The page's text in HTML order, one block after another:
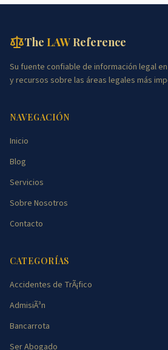
The LAWReference
Su fuente confiable de información legal
y recursos sobre las áreas legales más
NAVEGACIÓN
Inicio
Blog
Servicios
Sobre Nosotros
Contacto
CATEGORÍAS
Accidentes de TrÃ¡fico
AdmisiÃ³n
Bancarrota
Ser Abogado